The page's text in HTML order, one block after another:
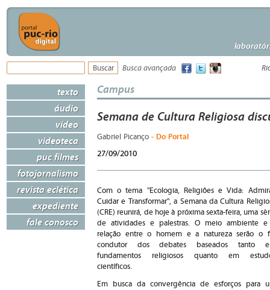
Busca avançada
texto
áudio
vídeo
videoteca
puc filmes
fotojornalismo
revista eclética
expediente
fale conosco
Campus
Semana de Cultura Religiosa
Gabriel Picanço - Do Portal
27/09/2010
Com o tema "Ecologia, Religiões e Vida:
Cuidar e Transformar", a Semana da Cultura
(CRE) reunirá, de hoje à próxima sexta-feira, uma
de atividades e palestras. O meio ambiente
relação entre o homem e a natureza serão o
condutor dos debates baseados tanto
fundamentos religiosos quanto em
científicos.
Em busca da convergência de esforços para